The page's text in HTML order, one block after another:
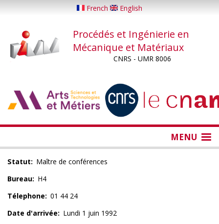
principal
French English
Procédés et Ingénierie en
Mécanique et Matériaux
CNRS - UMR 8006
MENU
Statut
Maître de conférences
Bureau
H4
Télephone
01 44 24
Date d'arrivée
Lundi 1 juin 1992